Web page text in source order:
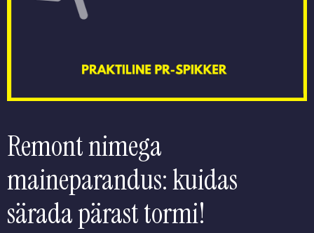
Remont nimega
maineparandus: kuidas
särada pärast tormi!